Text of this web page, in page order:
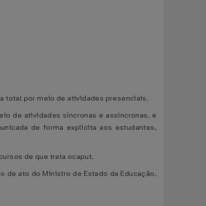
total por meio de atividades presenciais.
de atividades síncronas e assíncronas, e
de forma explícita aos estudantes,
de que trata ocaput.
de ato do Ministro de Estado da Educação,